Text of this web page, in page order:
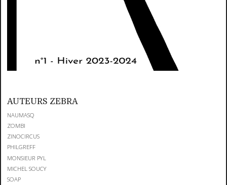
AUTEURS ZEBRA
NAUMASQ
ZOMBI
ZINOCIRCUS
PHILGREFF
MONSIEUR PYL
MICHEL SOUCY
SOAP